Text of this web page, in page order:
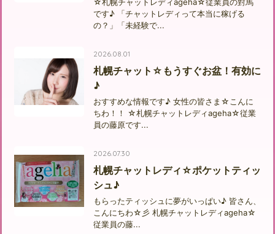
です♪ 「チャットレディって本当に稼げる
の？」「未経験で...
2026.08.01
札幌チャット☆もうすぐお盆！有効に
♪
おすすめな情報です♪ 女性の皆さま☆こんに
ちわ！！ ☆札幌チャットレディageha☆従業
員の藤原です...
2026.07.30
札幌チャットレディ☆ポケットティッ
シュ♪
もらったティッシュに夢がいっぱい♪ 皆さん、
こんにちわ☆彡 札幌チャットレディageha☆
従業員の藤...